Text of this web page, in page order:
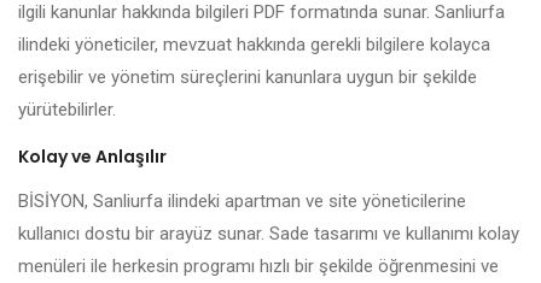
ilgili kanunlar hakkında bilgileri PDF formatında sunar. Sanliurfa
ilindeki yöneticiler, mevzuat hakkında gerekli bilgilere kolayca
erişebilir ve yönetim süreçlerini kanunlara uygun bir şekilde
yürütebilirler.
Kolay ve Anlaşılır
BİSİYON, Sanliurfa ilindeki apartman ve site yöneticilerine
kullanıcı dostu bir arayüz sunar. Sade tasarımı ve kullanımı kolay
menüleri ile herkesin programı hızlı bir şekilde öğrenmesini ve